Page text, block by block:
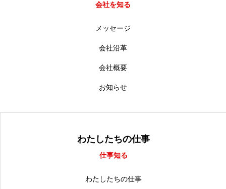
会社を知る
メッセージ
会社沿革
会社概要
お知らせ
わたしたちの仕事
仕事知る
わたしたちの仕事